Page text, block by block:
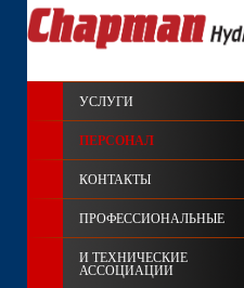
УСЛУГИ
ПЕРСОНАЛ
КОНТАКТЫ
ПРОФЕССИОНАЛЬНЫЕ
И ТЕХНИЧЕСКИЕ
АССОЦИАЦИИ